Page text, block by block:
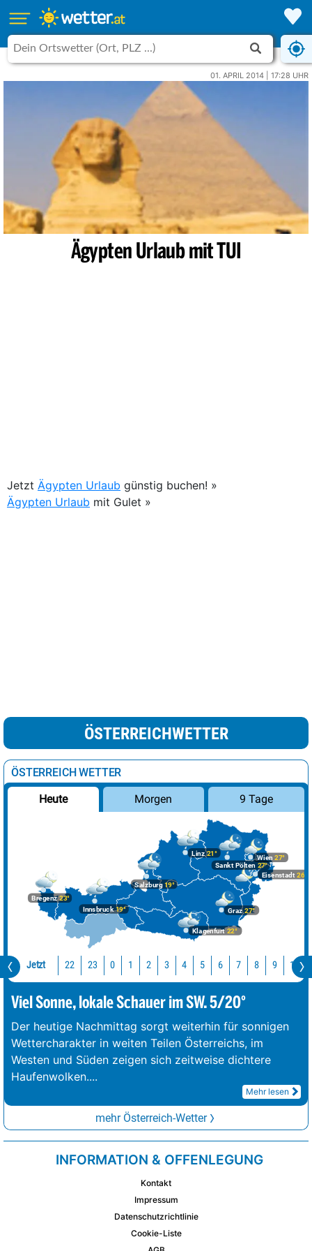
01. APRIL 2014 | 17:28 UHR
Ägypten Urlaub mit TUI
Jetzt Ägypten Urlaub günstig buchen! »
Ägypten Urlaub mit Gulet »
ÖSTERREICHWETTER
ÖSTERREICH WETTER
Heute Morgen 9 Tage
Bregenz23°
Graz27°
Innsbruck19°
Klagenfurt 22°
Linz21°
Salzburg19°
Wien 27°
Eisenstadt 26°
Sankt Pölten 27°
Jetzt 22 23 0 1 2 3 4 5 6 7 8 9 10
Viel Sonne, lokale Schauer im SW. 5/20°
Der heutige Nachmittag sorgt weiterhin für sonnigen
Wettercharakter in weiten Teilen Österreichs, im
Westen und Süden zeigen sich zeitweise dichtere
Haufenwolken....
Mehr lesen
mehr Österreich-Wetter
INFORMATION & OFFENLEGUNG
Kontakt
Impressum
Datenschutzrichtlinie
Cookie-Liste